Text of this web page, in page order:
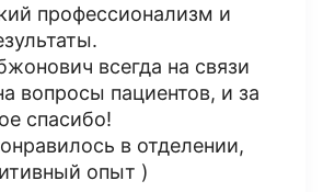
профессионализм и
всегда на связи
вопросы пациентов, и за
спасибо!
в отделении,
опыт )